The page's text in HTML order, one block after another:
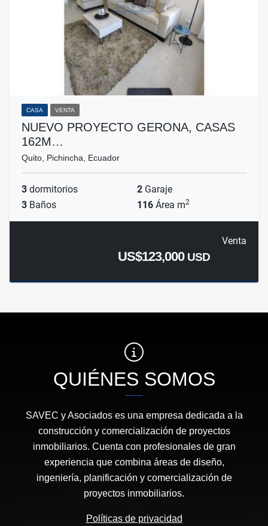
CASA VENTA
NUEVO PROYECTO GERONA, CASAS
162M…
Quito, Pichincha, Ecuador
3 dormitorios 2 Garaje
3 Baños 116 Área m2
Venta
US$123,000 USD
QUIÉNES SOMOS
SAVEC y Asociados es una empresa dedicada a la
construcción y comercialización de proyectos
inmobiliarios. Cuenta con profesionales de gran
experiencia que combina áreas de diseño,
ingeniería, planificación y comercialización de
proyectos inmobiliarios.
Políticas de privacidad